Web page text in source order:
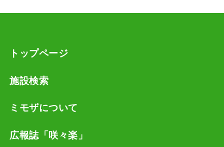
トップページ
施設検索
ミモザについて
広報誌「咲々楽」